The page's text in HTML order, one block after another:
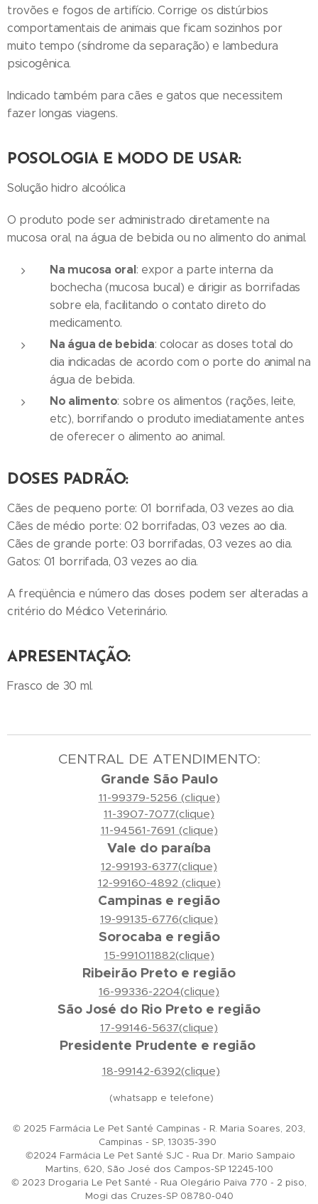
trovões e fogos de artifício. Corrige os distúrbios
comportamentais de animais que ficam sozinhos por
muito tempo (síndrome da separação) e lambedura
psicogênica.
Indicado também para cães e gatos que necessitem
fazer longas viagens.
POSOLOGIA E MODO DE USAR:
Solução hidro alcoólica
O produto pode ser administrado diretamente na
mucosa oral, na água de bebida ou no alimento do animal.
Na mucosa oral: expor a parte interna da
bochecha (mucosa bucal) e dirigir as borrifadas
sobre ela, facilitando o contato direto do
medicamento.
Na água de bebida: colocar as doses total do
dia indicadas de acordo com o porte do animal na
água de bebida.
No alimento: sobre os alimentos (rações, leite,
etc), borrifando o produto imediatamente antes
de oferecer o alimento ao animal.
DOSES PADRÃO:
Cães de pequeno porte: 01 borrifada, 03 vezes ao dia.
Cães de médio porte: 02 borrifadas, 03 vezes ao dia.
Cães de grande porte: 03 borrifadas, 03 vezes ao dia.
Gatos: 01 borrifada, 03 vezes ao dia.
A freqüência e número das doses podem ser alteradas a
critério do Médico Veterinário.
APRESENTAÇÃO:
Frasco de 30 ml.
CENTRAL DE ATENDIMENTO:
Grande São Paulo
11-99379-5256 (clique)
11-3907-7077(clique)
11-94561-7691 (clique)
Vale do paraíba
12-99193-6377(clique)
12-99160-4892 (clique)
Campinas e região
19-99135-6776(clique)
Sorocaba e região
15-991011882(clique)
Ribeirão Preto e região
16-99336-2204(clique)
São José do Rio Preto e região
17-99146-5637(clique)
Presidente Prudente e região
18-99142-6392(clique)
(whatsapp e telefone)
© 2025 Farmácia Le Pet Santé Campinas - R. Maria Soares, 203,
Campinas - SP, 13035-390
©2024 Farmácia Le Pet Santé SJC - Rua Dr. Mario Sampaio
Martins, 620, São José dos Campos-SP 12245-100
© 2023 Drogaria Le Pet Santé - Rua Olegário Paiva 770 - 2 piso,
Mogi das Cruzes-SP 08780-040